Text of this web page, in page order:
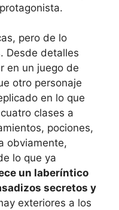
pero de lo
Desde detalles
en un juego de
otro personaje
en lo que
clases a
pociones,
obviamente,
lo que ya
un laberíntico
secretos y
exteriores a los